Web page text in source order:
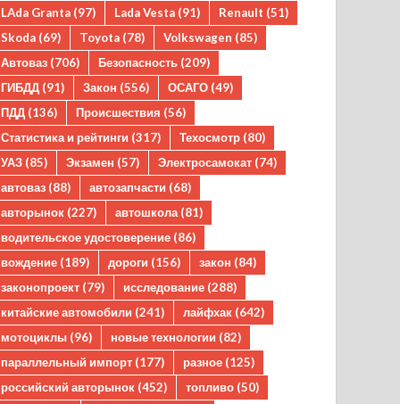
LAda Granta (97) Lada Vesta (91) Renault (51)
Skoda (69) Toyota (78) Volkswagen (85)
Автоваз (706) Безопасность (209)
ГИБДД (91) Закон (556) ОСАГО (49)
ПДД (136) Происшествия (56)
Статистика и рейтинги (317) Техосмотр (80)
УАЗ (85) Экзамен (57) Электросамокат (74)
автоваз (88) автозапчасти (68)
авторынок (227) автошкола (81)
водительское удостоверение (86)
вождение (189) дороги (156) закон (84)
законопроект (79) исследование (288)
китайские автомобили (241) лайфхак (642)
мотоциклы (96) новые технологии (82)
параллельный импорт (177) разное (125)
российский авторынок (452) топливо (50)